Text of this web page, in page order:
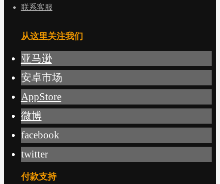
联系客服
从这里关注我们
亚马逊
安卓市场
AppStore
微博
facebook
twitter
付款支持